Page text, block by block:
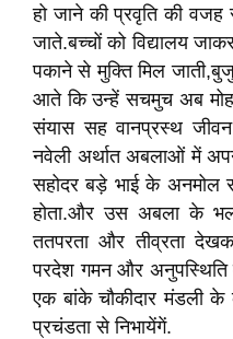
हो जाने की प्रवृति की
जाते.बच्चों को विद्यालय
पकाने से मुक्ति मिल
आते कि उन्हें सचमुच अब मोह-
संयास सह वानप्रस्थ
नवेली अर्थात अबलाओं में
सहोदर बड़े भाई के अनमोल
होता.और उस अबला के
ततपरता और तीव्रता
परदेश गमन और अनुपस्थिति
एक बांके चौकीदार मंडली के
प्रचंडता से निभायेंगें.